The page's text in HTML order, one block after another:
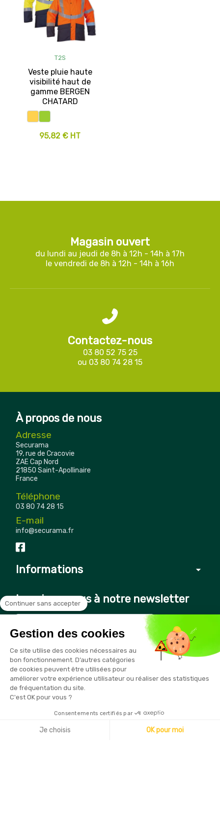
T2S
Veste pluie haute
visibilité haut de
gamme BERGEN
CHATARD
95,82 € HT
Magasin ouvert
du lundi au jeudi de 8h à 12h - 14h à 17h
le vendredi de 8h à 12h - 14h à 16h
Contactez-nous
03 80 52 75 25
ou 03 80 74 28 15
À propos de nous
Adresse
Securama
19, rue de Cracovie
ZAE Cap Nord
21850 Saint-Apollinaire
France
Téléphone
03 80 74 28 15
E-mail
info@securama.fr
Informations arrow_drop_down
Inscrivez-vous à notre newsletter
Vous pouvez vous désinscrire à tout moment en cliquant sur le
lien présent dans nos emails
Copyright © 2026 - Sécurama
Continuer sans accepter
Gestion des cookies
Ce site utilise des cookies nécessaires au
bon fonctionnement. D’autres catégories
de cookies peuvent être utilisées pour
améliorer votre expérience utilisateur ou réaliser des statistiques
de fréquentation du site.
C'est OK pour vous ?
Consentements certifiés par
Je choisis OK pour moi